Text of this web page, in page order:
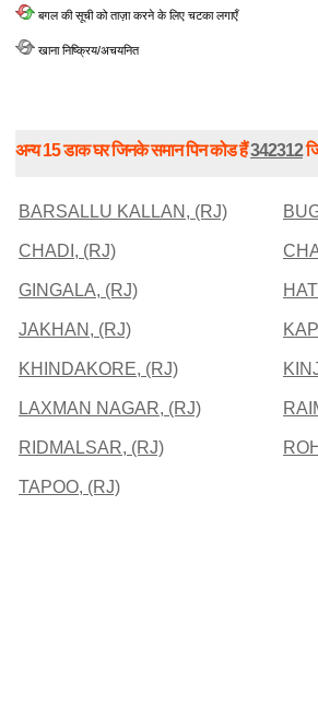
बगल की सूची को ताज़ा करने के लिए चटका लगाएँ
खाना निष्क्रिय/अचयनित
अन्य 15 डाक घर जिनके समान पिन कोड हैं342312
BARSALLU KALLAN, (RJ)
CHADI, (RJ)
GINGALA, (RJ)
JAKHAN, (RJ)
KHINDAKORE, (RJ)
LAXMAN NAGAR, (RJ)
RIDMALSAR, (RJ)
TAPOO, (RJ)